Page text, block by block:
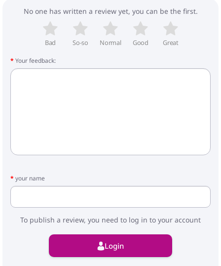
No one has written a review yet, you can be the first.
Bad So-so Normal Good Great
Your feedback:
your name
To publish a review, you need to log in to your account
Login